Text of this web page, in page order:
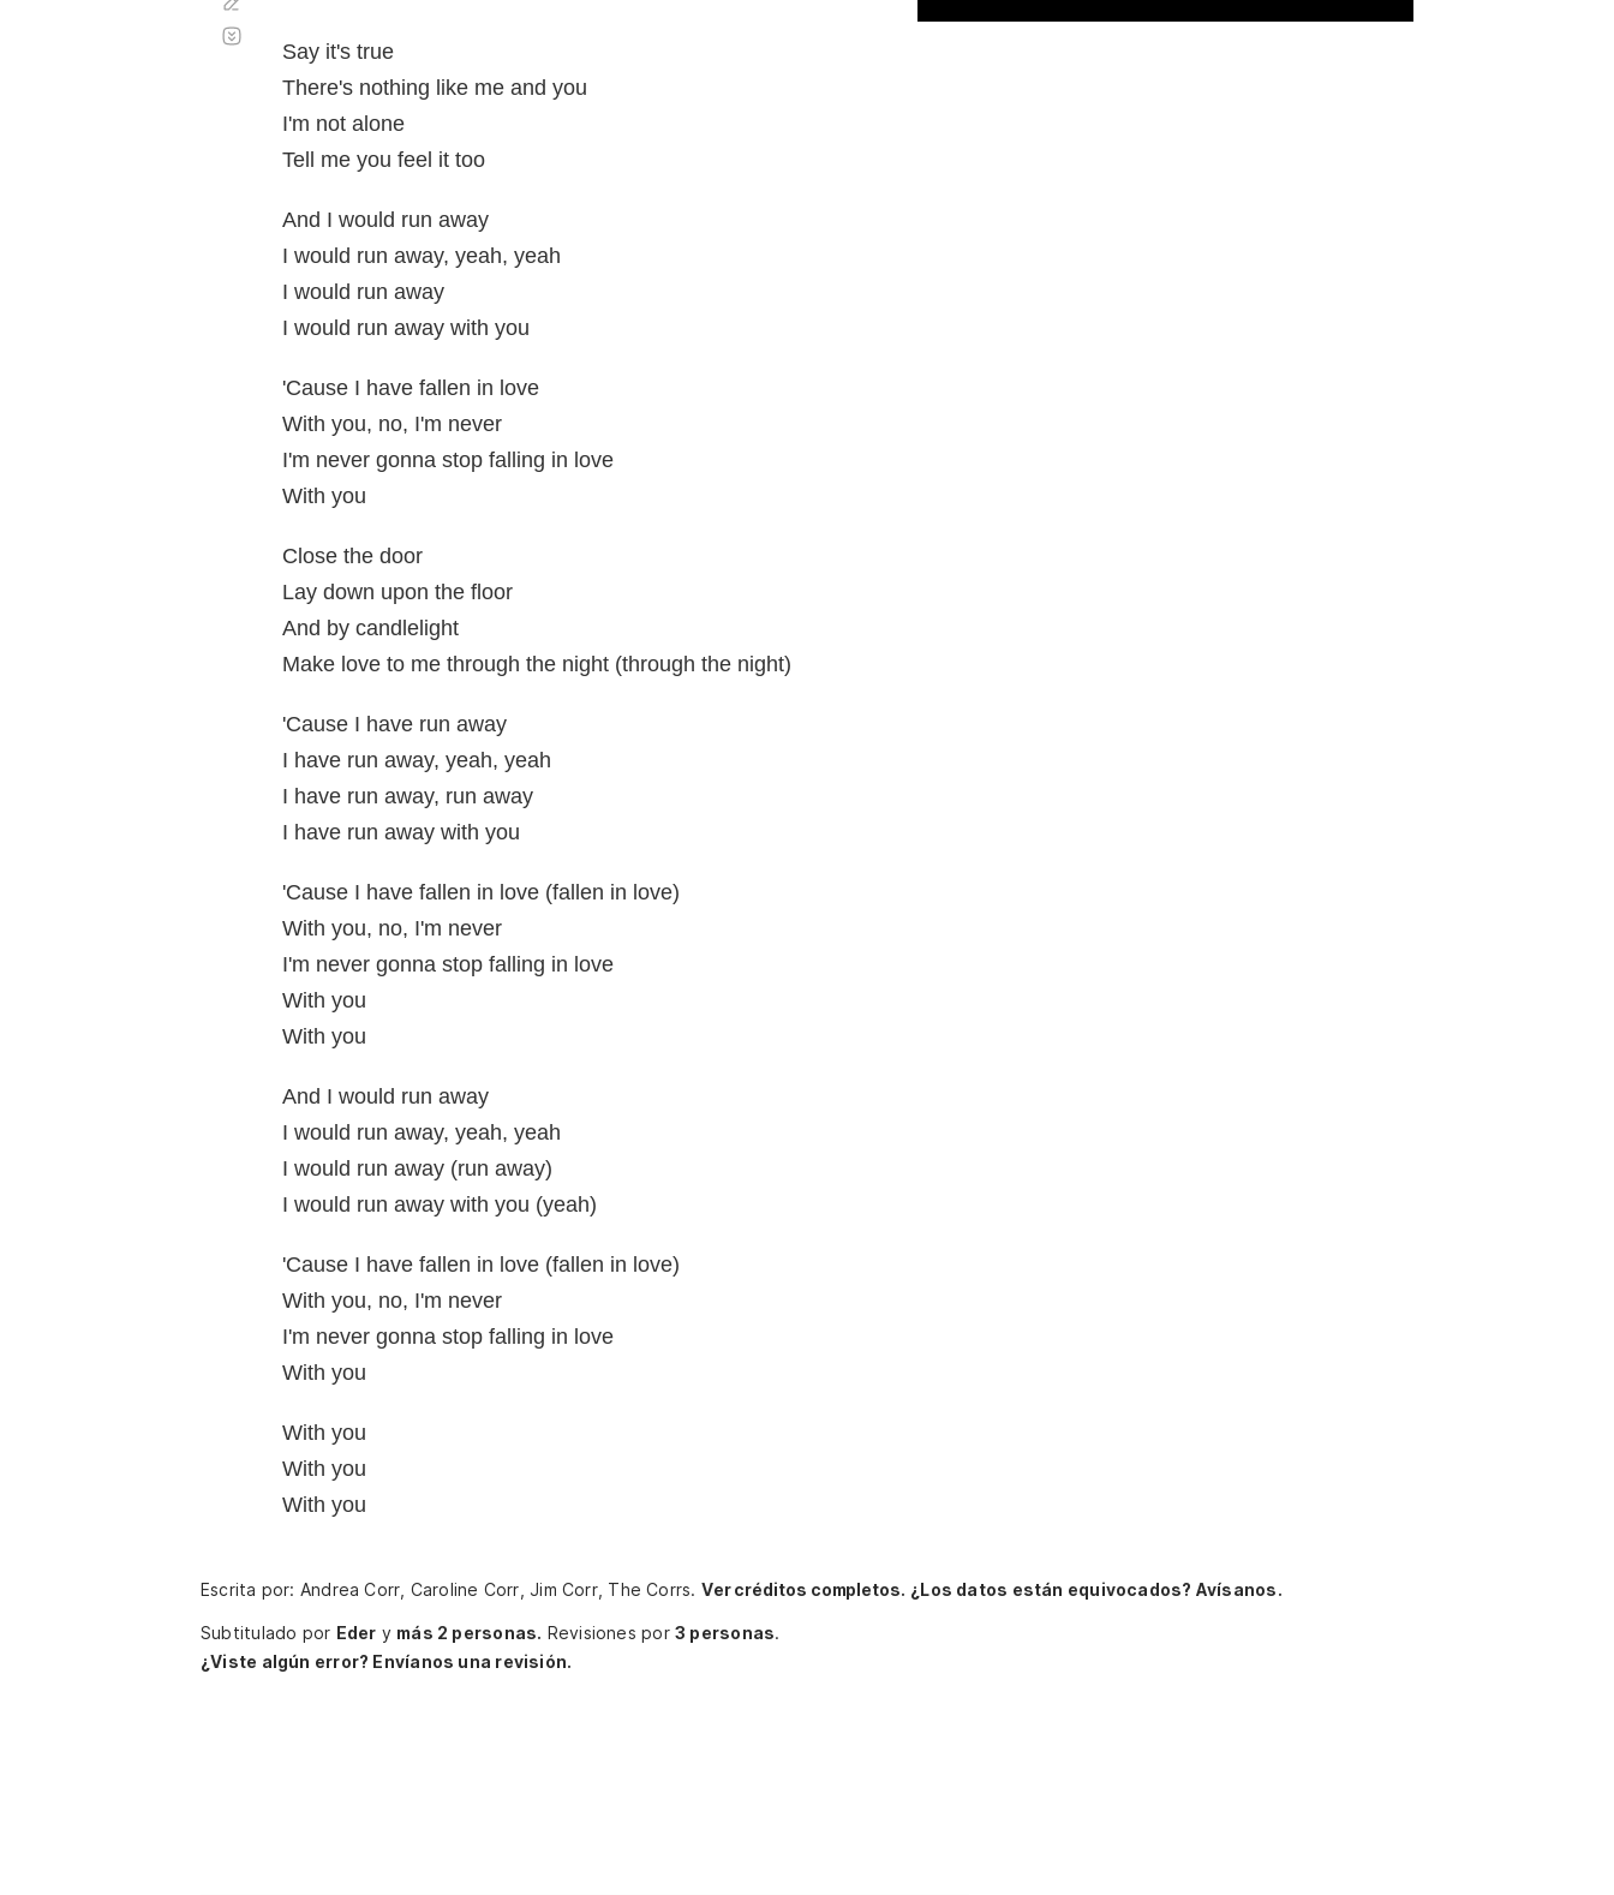
Say it's true
There's nothing like me and you
I'm not alone
Tell me you feel it too
And I would run away
I would run away, yeah, yeah
I would run away
I would run away with you
'Cause I have fallen in love
With you, no, I'm never
I'm never gonna stop falling in love
With you
Close the door
Lay down upon the floor
And by candlelight
Make love to me through the night (through the night)
'Cause I have run away
I have run away, yeah, yeah
I have run away, run away
I have run away with you
'Cause I have fallen in love (fallen in love)
With you, no, I'm never
I'm never gonna stop falling in love
With you
With you
And I would run away
I would run away, yeah, yeah
I would run away (run away)
I would run away with you (yeah)
'Cause I have fallen in love (fallen in love)
With you, no, I'm never
I'm never gonna stop falling in love
With you
With you
With you
With you
automático
Escrita por: Andrea Corr, Caroline Corr, Jim Corr, The Corrs. Ver créditos completos. ¿Los datos están equivocados? Avísanos.
Subtitulado por Eder y más 2 personas. Revisiones por3 personas.
¿Viste algún error? Envíanos una revisión.